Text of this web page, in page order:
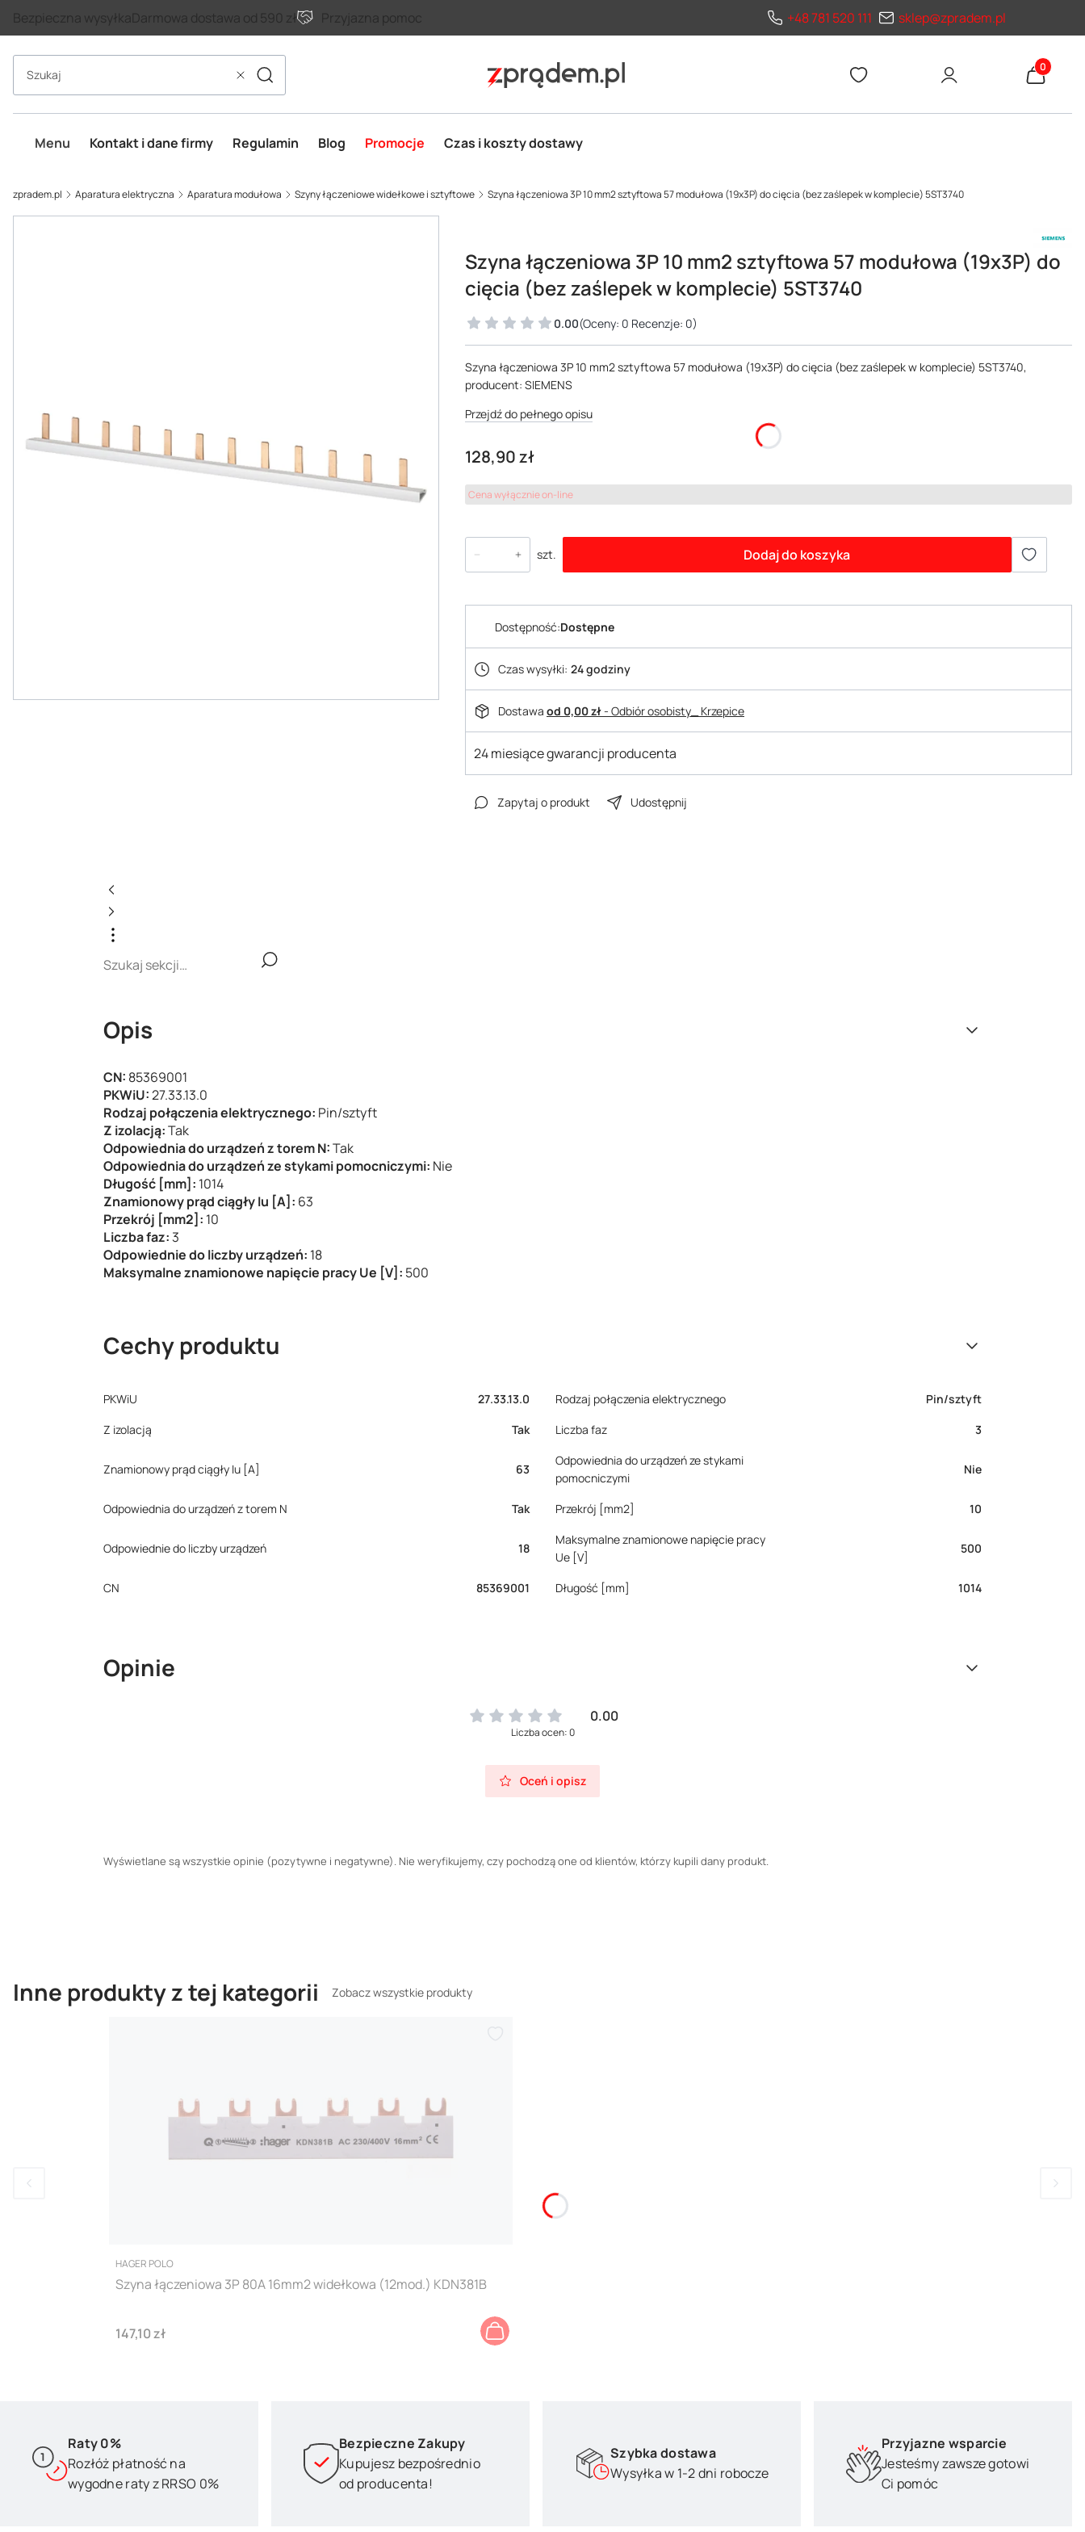
Bezpieczna wysyłkaDarmowa dostawa od 590 zł Przyjazna pomoc +48 781 520 111 sklep@zpradem.pl
WyczyśćSzukaj Produkty
Menu Kontakt i dane firmy Regulamin Blog Promocje Czas i koszty dostawy
zpradem.pl Aparatura elektryczna Aparatura modułowa Szyny łączeniowe widełkowe i sztyftowe Szyna łączeniowa 3P 10 mm2 sztyftowa 57 modułowa (19x3P) do cięcia (bez zaślepek w komplecie) 5ST3740
Szyna łączeniowa 3P 10 mm2 sztyftowa 57 modułowa (19x3P) do
cięcia (bez zaślepek w komplecie) 5ST3740
0.00(Oceny: 0 Recenzje: 0)
Szyna łączeniowa 3P 10 mm2 sztyftowa 57 modułowa (19x3P) do cięcia (bez zaślepek w komplecie) 5ST3740,
producent: SIEMENS
Przejdź do pełnego opisu
Cena
128,90 zł
Cena wyłącznie on-line
szt. Dodaj do koszyka
Dostępność:Dostępne
Czas wysyłki: 24 godziny
Dostawa od 0,00 zł- Odbiór osobisty_ Krzepice
24 miesiące gwarancji producenta
Zapytaj o produkt Udostępnij
Opis
CN: 85369001
PKWiU:27.33.13.0
Rodzaj połączenia elektrycznego: Pin/sztyft
Z izolacją:Tak
Odpowiednia do urządzeń z torem N:Tak
Odpowiednia do urządzeń ze stykami pomocniczymi: Nie
Długość [mm]: 1014
Znamionowy prąd ciągły Iu [A]: 63
Przekrój [mm2]: 10
Liczba faz: 3
Odpowiednie do liczby urządzeń: 18
Maksymalne znamionowe napięcie pracy Ue [V]: 500
Cechy produktu
PKWiU 27.33.13.0 Rodzaj połączenia elektrycznego
Pin/sztyft
Z izolacją
Tak Liczba faz 3
Znamionowy prąd ciągły Iu [A] 63
Odpowiednia do urządzeń ze stykami
pomocniczymi
Nie
Odpowiednia do urządzeń z torem N Tak Przekrój [mm2] 10
Odpowiednie do liczby urządzeń 18
Maksymalne znamionowe napięcie pracy
Ue [V]
500
CN 85369001 Długość [mm] 1014
Opinie
0.00
Liczba ocen: 0
Oceń i opisz
Wyświetlane są wszystkie opinie (pozytywne i negatywne). Nie weryfikujemy, czy pochodzą one od klientów, którzy kupili dany produkt.
Inne produkty z tej kategorii Zobacz wszystkie produkty
PRODUCENT
HAGER POLO
Szyna łączeniowa 3P 80A 16mm2 widełkowa (12mod.) KDN381B
Cena
147,10 zł
Raty 0%
Rozłóż płatność na
wygodne raty z RRSO 0%
Bezpieczne Zakupy
Kupujesz bezpośrednio
od producenta!
Szybka dostawa
Wysyłka w 1-2 dni robocze
Przyjazne wsparcie
Jesteśmy zawsze gotowi
Ci pomóc